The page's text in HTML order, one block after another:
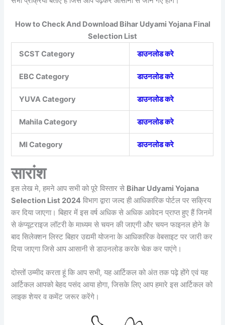
How to Check And Download Bihar Udyami Yojana Final
Selection List
SCST Category
डाउनलोड करे
EBC Category डाउनलोड करे
YUVA Category डाउनलोड करे
Mahila Category डाउनलोड करे
MI Category डाउनलोड करे
सारांश
इस लेख मे, हमने आप सभी को पूरे विस्तार से Bihar Udyami Yojana
Selection List 2024 विभाग द्वारा जल्द ही आधिकारिक पोर्टल पर सक्रिय
कर दिया जाएगा। बिहार में इस वर्ष अधिक से अधिक आवेदन प्राप्त हुए हैं जिनमें
से कंप्यूटराइज लॉटरी के माध्यम से चयन की जाएगी और चयन फाइनल होने के
बाद सिलेक्शन लिस्ट बिहार उद्यमी योजना के आधिकारिक वेबसाइट पर जारी कर
दिया जाएगा जिसे आप आसानी से डाउनलोड करके चेक कर पाएंगे।
दोस्तों उम्मीद करता हूं कि आप सभी, यह आर्टिकल को अंत तक पढ़े होंगे एवं यह
आर्टिकल आपको बेहद पसंद आया होगा, जिसके लिए आप हमारे इस आर्टिकल को
लाइक शेयर व कमेंट जरूर करेंगे।